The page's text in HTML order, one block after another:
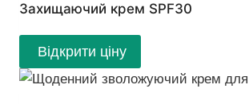
Захищаючий крем SPF30
Відкрити ціну